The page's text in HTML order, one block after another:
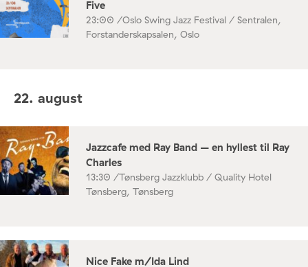
Five
23:00 /Oslo Swing Jazz Festival / Sentralen,
Forstanderskapsalen, Oslo
22. august
Jazzcafe med Ray Band – en hyllest til Ray
Charles
13:30 /Tønsberg Jazzklubb / Quality Hotel
Tønsberg, Tønsberg
Nice Fake m/Ida Lind